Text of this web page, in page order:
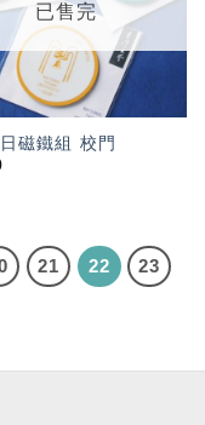
已售完
磁鐵組 校門
21 22
23